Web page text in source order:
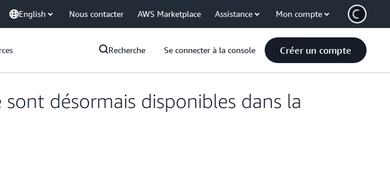
English Nous contacter AWS Marketplace Assistance Mon compte
Recherche Se connecter à la console Créer un compte
désormais disponibles dans la